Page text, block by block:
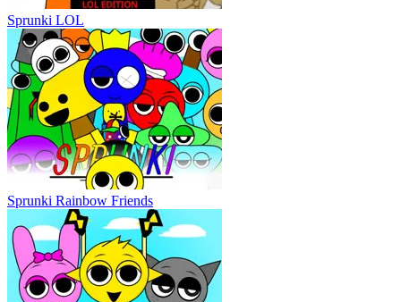
Sprunki LOL
Sprunki Rainbow Friends